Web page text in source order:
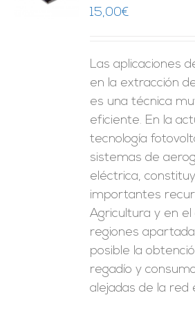
15,00€
Las aplicaciones
en la extracción
es una técnica
eficiente. En la
tecnología
sistemas de
eléctrica,
importantes
Agricultura y en el
regiones
posible la
regadío y
alejadas de la red